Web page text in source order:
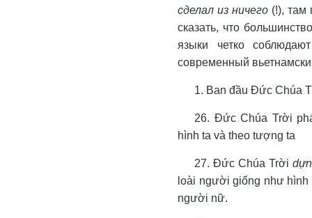
сделал из ничего (!), там
сказать, что
языки четко
современный
1. Ban đầu Ðức Chúa
26. Ðức Chúa Trời
hình ta và theo tượng ta
27. Ðức Chúa Trời
loài người giống như
người nữ.